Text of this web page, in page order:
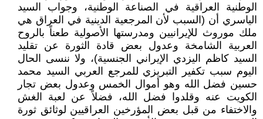
الوطنية العراقية في الصناعة الوطنية، وجواب السيد
الياسري أن (السبب لأن المرجعية الدينية في العراق هي
ملك موروث للإيرانيين ومدرستها الأصولية طعناً بالروح
العربية الشامخة وعدول بعض قادة الثورة عن تقليد
السيد كاظم اليزدي الإيراني الجنسية)، ولا ننسى الحال
اليوم سبب تكفير التبريزي للمرجع العربي السيد محمد
حسين فضل الله وهو أموال الخمس وعدول بعض تجار
الكويت عنه وقلدوا فضل الله، فضلاً عن لعبة الغش
والاختفاء من قبل بعض المؤرخين العراقيين لوثائق ثورة